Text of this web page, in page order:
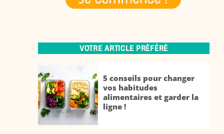
VOTRE ARTICLE PRÉFÉRÉ
5 conseils pour changer
vos habitudes
alimentaires et garder la
ligne !